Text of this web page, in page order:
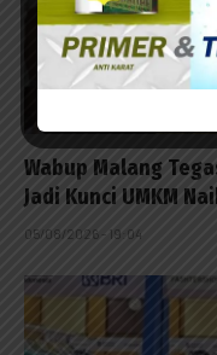
Wabup Malang
Jadi Kunci UMKM
05/08/2026 - 19:04